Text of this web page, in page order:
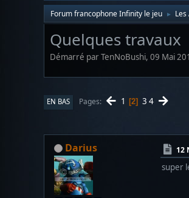
Forum francophone Infinity le jeu ►
Quelques travaux
Démarré par TenNoBushi, 09 Mai
EN BAS Pages 1 2 3 4
Darius 12
super